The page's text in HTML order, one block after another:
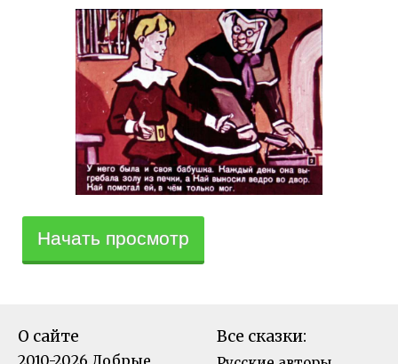
Начать просмотр
О сайте
2010-2026 Добрые
Все сказки: